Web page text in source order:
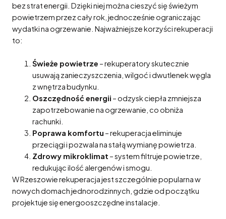
bez strat energii. Dzięki niej można cieszyć się świeżym
powietrzem przez cały rok, jednocześnie ograniczając
wydatki na ogrzewanie. Najważniejsze korzyści rekuperacji
to:
Świeże powietrze – rekuperatory skutecznie
usuwają zanieczyszczenia, wilgoć i dwutlenek węgla
z wnętrza budynku.
Oszczędność energii – odzysk ciepła zmniejsza
zapotrzebowanie na ogrzewanie, co obniża
rachunki.
Poprawa komfortu – rekuperacja eliminuje
przeciągi i pozwala na stałą wymianę powietrza.
Zdrowy mikroklimat – system filtruje powietrze,
redukując ilość alergenów i smogu.
W Rzeszowie rekuperacja jest szczególnie popularna w
nowych domach jednorodzinnych, gdzie od początku
projektuje się energooszczędne instalacje.